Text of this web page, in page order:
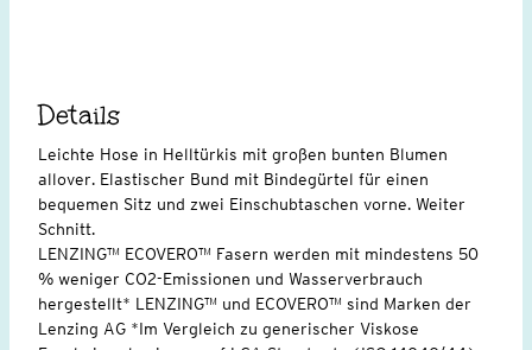
Details
Leichte Hose in Helltürkis mit großen bunten Blumen
allover. Elastischer Bund mit Bindegürtel für einen
bequemen Sitz und zwei Einschubtaschen vorne. Weiter
Schnitt.
LENZING™ ECOVERO™ Fasern werden mit mindestens 50
% weniger CO2-Emissionen und Wasserverbrauch
hergestellt* LENZING™ und ECOVERO™ sind Marken der
Lenzing AG *Im Vergleich zu generischer Viskose